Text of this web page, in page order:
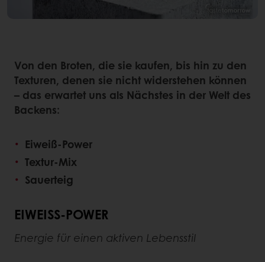
Von den Broten, die sie kaufen, bis hin zu den
Texturen, denen sie nicht widerstehen können
– das erwartet uns als Nächstes in der Welt des
Backens:
Eiweiß-Power
Textur-Mix
Sauerteig
EIWEISS-POWER
Energie für einen aktiven Lebensstil